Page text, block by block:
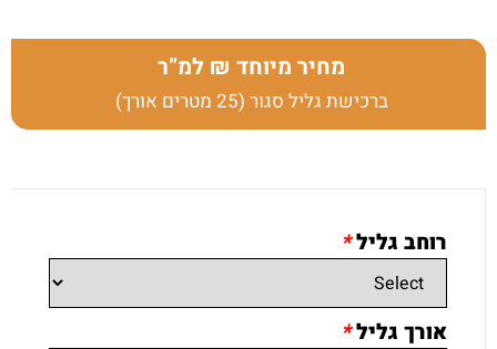
מחיר מיוחד למ”ר
ברכישת גליל סגור (25 מטרים אורך)
רוחב גליל*
אורך גליל*